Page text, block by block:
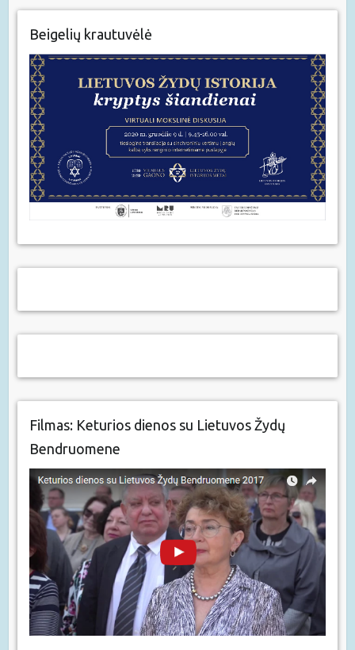
Beigelių krautuvėlė
Filmas: Keturios dienos su Lietuvos Žydų
Bendruomene